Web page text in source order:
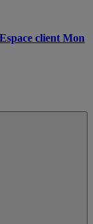
Espace client Mon